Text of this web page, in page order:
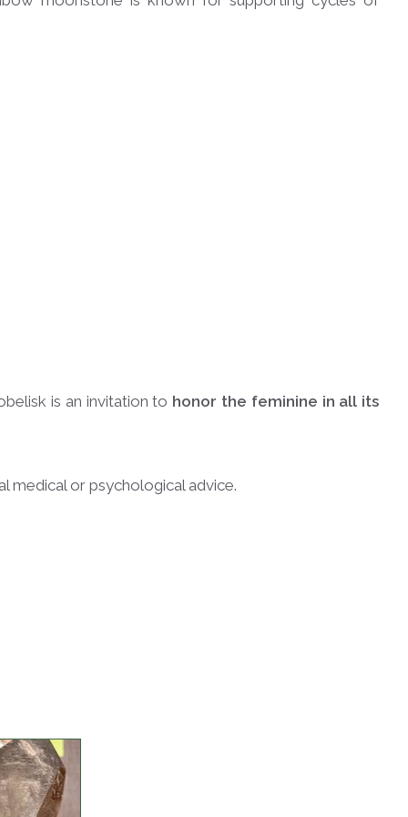
is an invitation to honor the feminine in all its
medical or psychological advice.